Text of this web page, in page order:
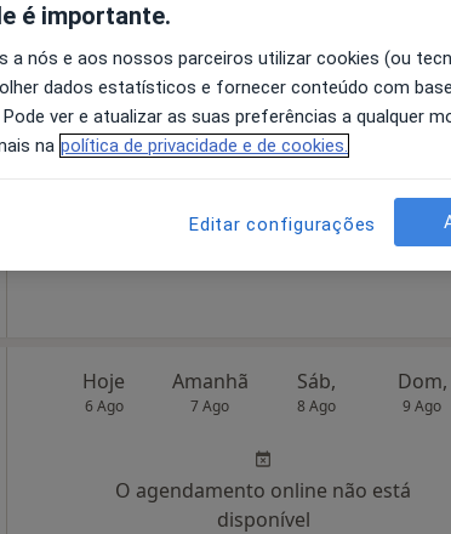
6 Ago 7 Ago 8 Ago 9 Ago
O agendamento online não está
Solicite um atendimento
Hoje
6 Ago
Amanhã
7 Ago
Sáb,
8 Ago
Dom,
9 Ago
O agendamento online não está
disponível
é importante.
a nós e aos nossos parceiros utilizar cookies (ou
dados estatísticos e fornecer conteúdo com
ver e atualizar as suas preferências a qualquer
na política de privacidade e de cookies.
Editar configurações